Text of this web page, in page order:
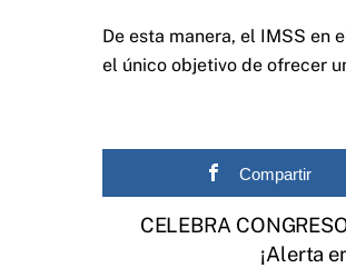
De esta manera, el IMSS en
el único objetivo de ofrecer
Compartir
CELEBRA
¡Alerta